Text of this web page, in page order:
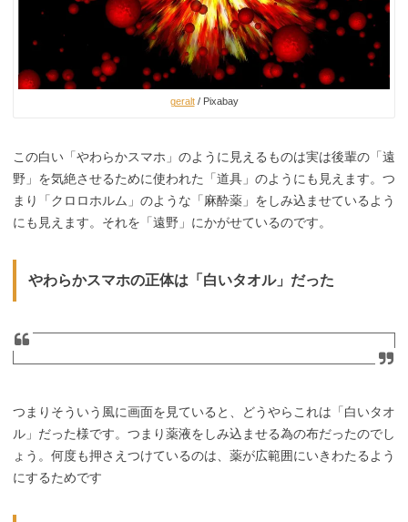
geralt/ Pixabay
この白い「やわらかスマホ」のように見えるものは実は後輩の「遠
野」を気絶させるために使われた「道具」のようにも見えます。つ
まり「クロロホルム」のような「麻酔薬」をしみ込ませているよう
にも見えます。それを「遠野」にかがせているのです。
やわらかスマホの正体は「白いタオル」だった
つまりそういう風に画面を見ていると、どうやらこれは「白いタオ
ル」だった様です。つまり薬液をしみ込ませる為の布だったのでし
ょう。何度も押さえつけているのは、薬が広範囲にいきわたるよう
にするためです